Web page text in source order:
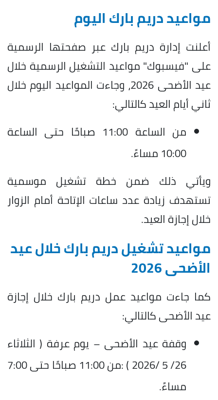
مواعيد دريم بارك اليوم
أعلنت إدارة دريم بارك عبر صفحتها الرسمية
على "فيسبوك" مواعيد التشغيل الرسمية خلال
عيد الأضحى 2026، وجاءت المواعيد اليوم خلال
ثاني أيام العيد كالتالي:
من الساعة 11:00 صباحًا حتى الساعة
10:00 مساءً.
ويأتي ذلك ضمن خطة تشغيل موسمية
تستهدف زيادة عدد ساعات الإتاحة أمام الزوار
خلال إجازة العيد.
مواعيد تشغيل دريم بارك خلال عيد
الأضحى 2026
كما جاءت مواعيد عمل دريم بارك خلال إجازة
عيد الأضحى كالتالي:
وقفة عيد الأضحى – يوم عرفة ( الثلاثاء
26/ 5 /2026 ) :من 11:00 صباحًا حتى 7:00
مساءً.